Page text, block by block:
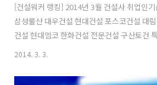
[건설워커 랭킹] 2014년 3월 건설사 취업인
삼성물산 대우건설 현대건설 포스코건설 대
건설 현대엠코 한화건설 전문건설 구산토건
간삼건축종합건축사사무소(간삼건축) 창조
2014. 3. 3.